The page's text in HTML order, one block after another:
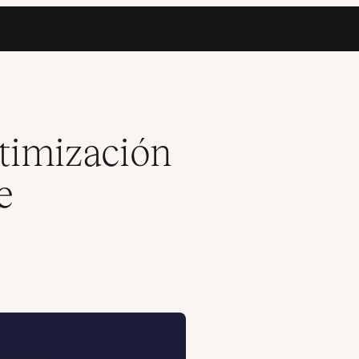
Kinsta